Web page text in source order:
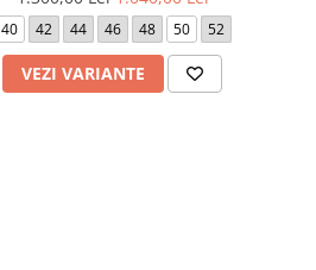
40 42 44 46 48 50 52
VEZI VARIANTE